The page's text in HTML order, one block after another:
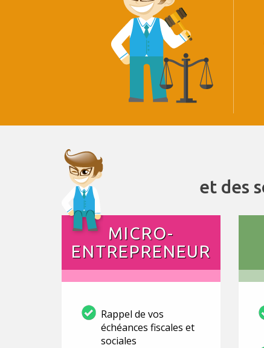
et des
MICRO-
ENTREPRENEUR
Rappel de vos
échéances fiscales et
sociales